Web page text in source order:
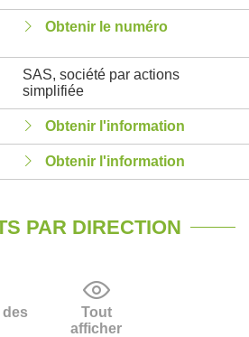
Obtenir le numéro
SAS, société par actions
simplifiée
Obtenir l'information
Obtenir l'information
PAR DIRECTION
Tout
afficher